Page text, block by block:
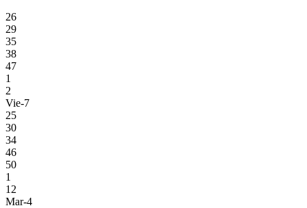
26
29
35
38
47
1
2
Vie-7
25
30
34
46
50
1
12
Mar-4